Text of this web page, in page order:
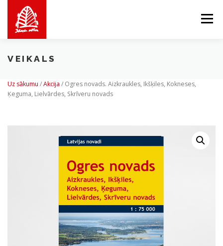
content
Menu
PAR MUMS
BALTICMAPS
KONTAKTI
VEIKALS
Uz sākumu /Akcija /Ogres novads. Aizkraukles, Ikšķiles, Kokneses,
Ķeguma, Lielvārdes, Skrīveru novads